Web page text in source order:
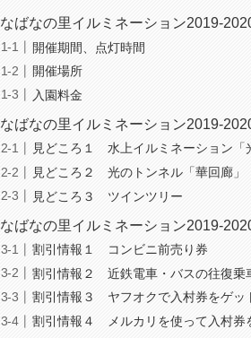
なばなの里イルミネーション2019-
開催期間、点灯時間
開催場所
入園料金
なばなの里イルミネーション2019-
見どころ１ 水上イルミネーション「
見どころ２ 光のトンネル「華回廊」
見どころ３ ツインツリー
なばなの里イルミネーション2019-
割引情報１ コンビニ前売り券
割引情報２ 近鉄電車・バスの往復乗
割引情報３ ヤフオクで入村券をゲッ
割引情報４ メルカリを使って入村券